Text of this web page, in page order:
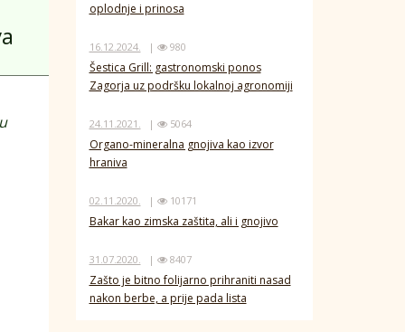
oplodnje i prinosa
16.12.2024. | 980
Šestica Grill: gastronomski ponos
Zagorja uz podršku lokalnoj agronomiji
24.11.2021. | 5064
Organo-mineralna gnojiva kao izvor
hraniva
02.11.2020. | 10171
Bakar kao zimska zaštita, ali i gnojivo
31.07.2020. | 8407
Zašto je bitno folijarno prihraniti nasad
nakon berbe, a prije pada lista